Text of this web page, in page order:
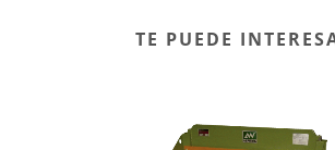
TE PUEDE